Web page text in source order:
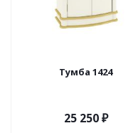
Тумба 1424
25 250₽